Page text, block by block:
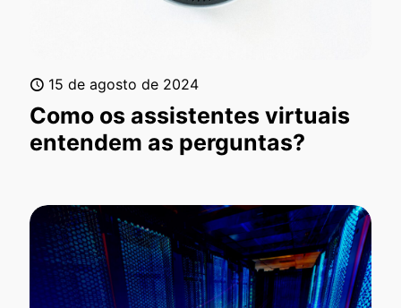
15 de agosto de 2024
Como os assistentes virtuais
entendem as perguntas?